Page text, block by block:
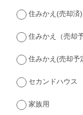
住みかえ(売却済)
住みかえ（売却
住みかえ(売却予
セカンドハウス
家族用